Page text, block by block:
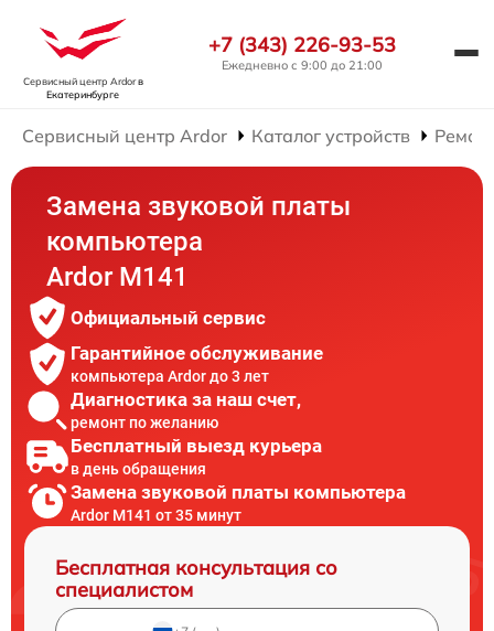
Сервисный центр Ardorв
Екатеринбурге
+7 (343) 226-93-53
Ежедневно с 9:00 до 21:00
Сервисный центр Ardor Каталог устройств
Замена звуковой платы
компьютера
Ardor M141
Официальный сервис
Гарантийное обслуживание
компьютера Ardor до 3 лет
Диагностика за наш счет,
ремонт по желанию
Бесплатный выезд курьера
в день обращения
Замена звуковой платы компьютера
Ardor M141 от 35 минут
Бесплатная консультация со
специалистом